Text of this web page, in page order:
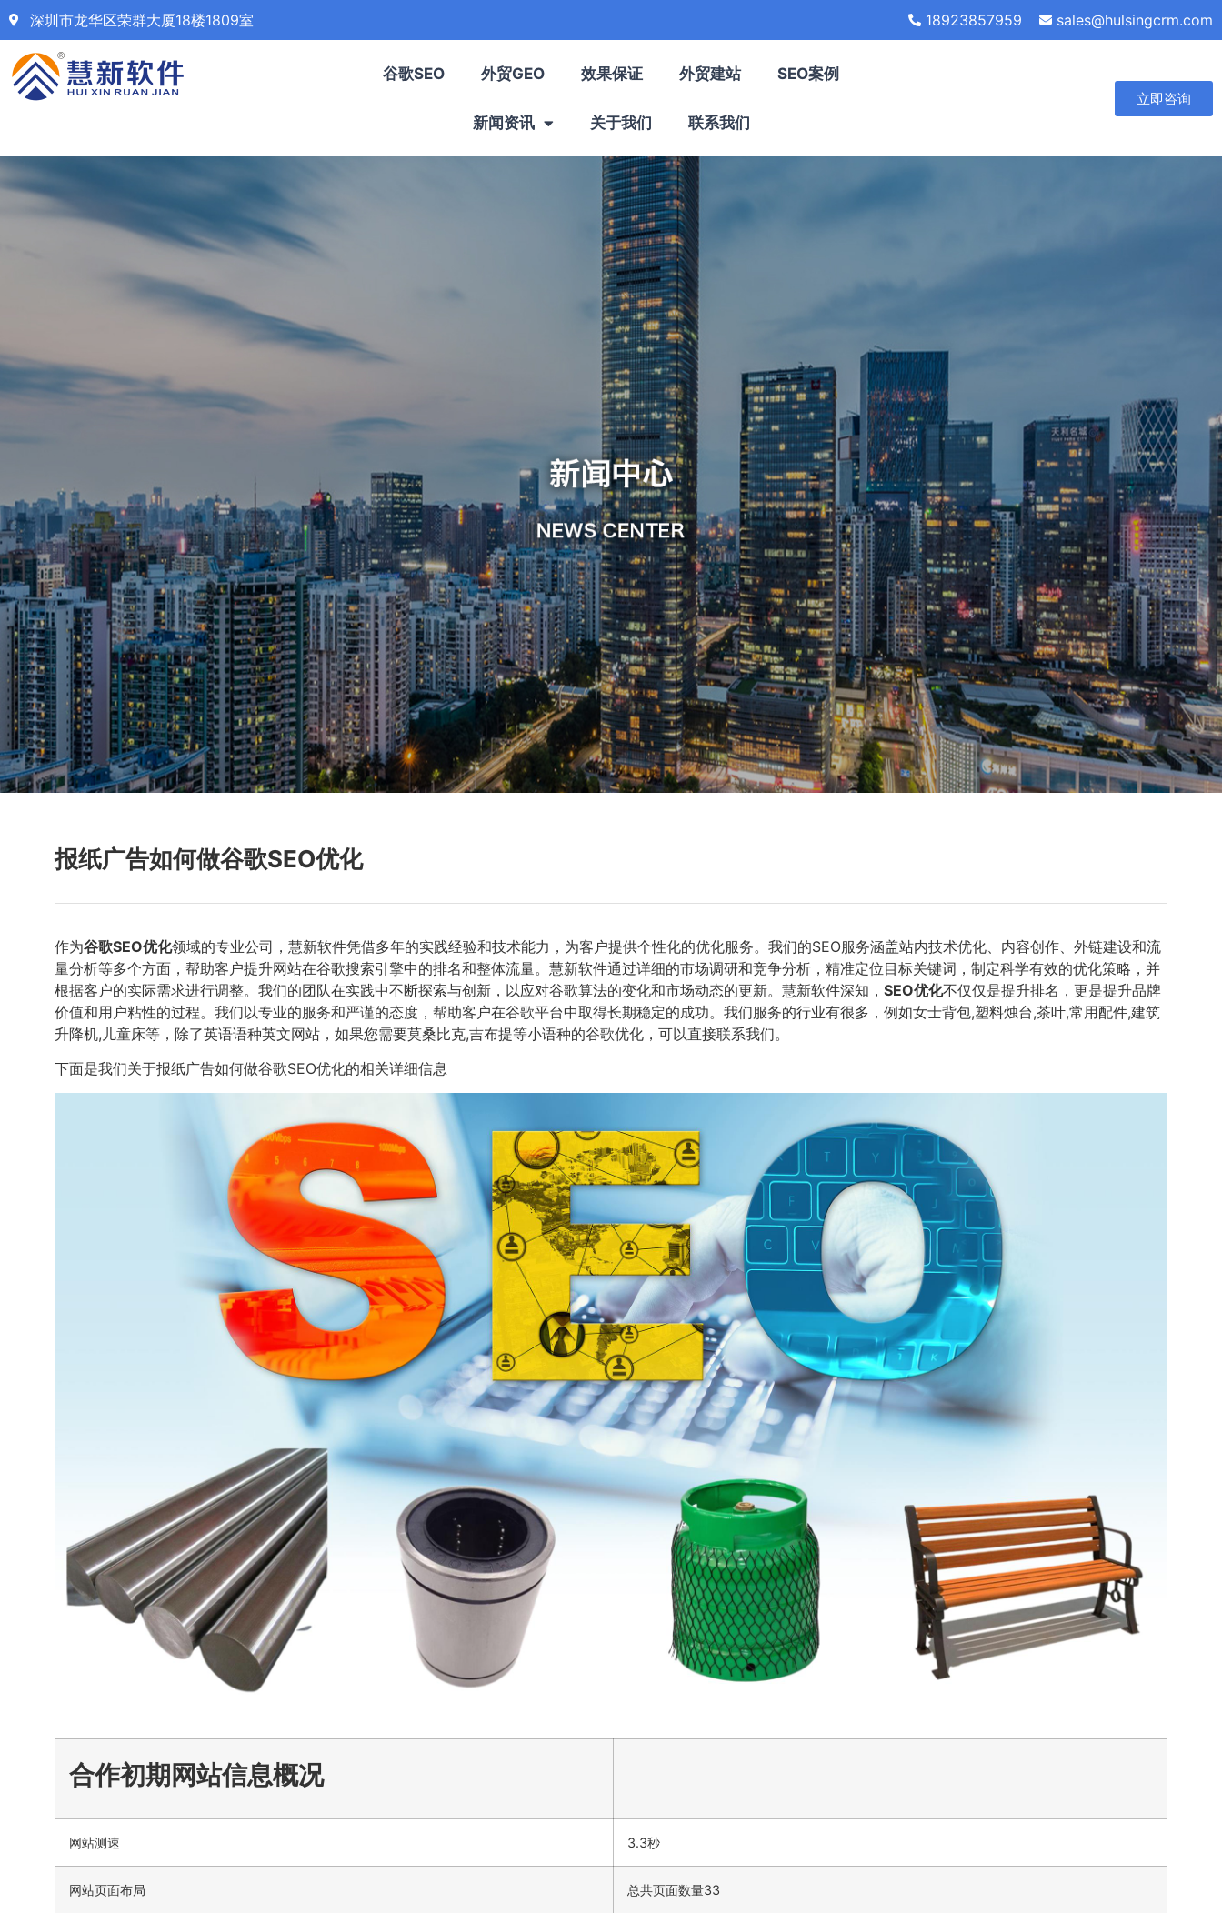
深圳市龙华区荣群大厦18楼1809室 18923857959 sales@hulsingcrm.com
谷歌SEO 外贸GEO 效果保证 外贸建站 SEO案例
新闻资讯 关于我们 联系我们
立即咨询
报纸广告如何做谷歌SEO优化
作为谷歌SEO优化领域的专业公司，慧新软件凭借多年的实践经验和技术能力，为客户提供个性化的优化服务。我们的SEO服务涵盖站内技术优化、内容创作、外链建设和流
量分析等多个方面，帮助客户提升网站在谷歌搜索引擎中的排名和整体流量。慧新软件通过详细的市场调研和竞争分析，精准定位目标关键词，制定科学有效的优化策略，并
根据客户的实际需求进行调整。我们的团队在实践中不断探索与创新，以应对谷歌算法的变化和市场动态的更新。慧新软件深知， SEO优化不仅仅是提升排名，更是提升品牌
价值和用户粘性的过程。我们以专业的服务和严谨的态度，帮助客户在谷歌平台中取得长期稳定的成功。我们服务的行业有很多，例如女士背包,塑料烛台,茶叶,常用配件,建筑
升降机,儿童床等，除了英语语种英文网站，如果您需要莫桑比克,吉布提等小语种的谷歌优化，可以直接联系我们。
下面是我们关于报纸广告如何做谷歌SEO优化的相关详细信息
合作初期网站信息概况
网站测速 3.3秒
网站页面布局 总共页面数量33